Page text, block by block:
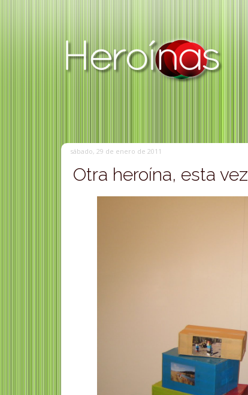
sábado, 29 de enero de 2011
Otra heroína, esta